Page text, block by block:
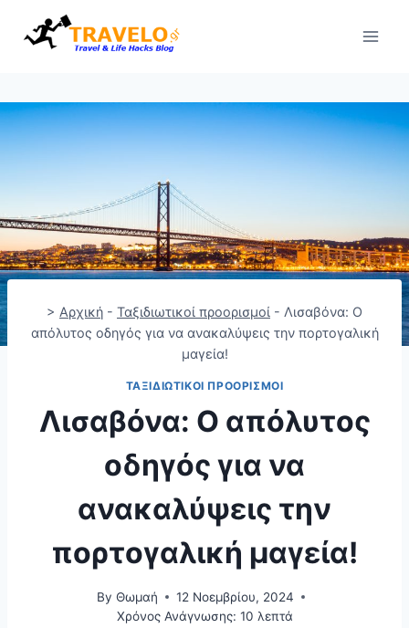
> Αρχική - Ταξιδιωτικοί προορισμοί - Λισαβόνα: Ο
απόλυτος οδηγός για να ανακαλύψεις την πορτογαλική
μαγεία!
ΤΑΞΙΔΙΩΤΙΚΟΊ ΠΡΟΟΡΙΣΜΟΊ
Λισαβόνα: Ο απόλυτος
οδηγός για να
ανακαλύψεις την
πορτογαλική μαγεία!
By Θωμαή
12 Νοεμβρίου, 2024
Χρόνος Ανάγνωσης: 10 λεπτά